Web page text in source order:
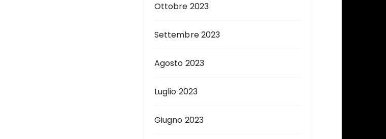
Ottobre 2023
Settembre 2023
Agosto 2023
Luglio 2023
Giugno 2023